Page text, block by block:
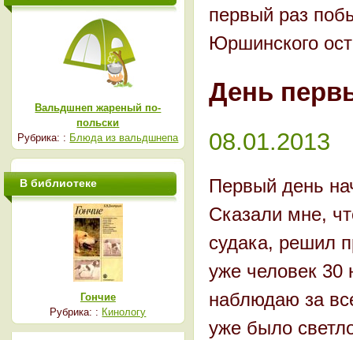
первый раз
Юршинского
День
08.01.2013
Первый день
Сказали мне,
судака, решил
уже человек 30
наблюдаю за
уже было
Вальдшнеп жареный по-
польски
Рубрика: : Блюда из вальдшнепа
В библиотеке
Гончие
Рубрика: : Кинологу